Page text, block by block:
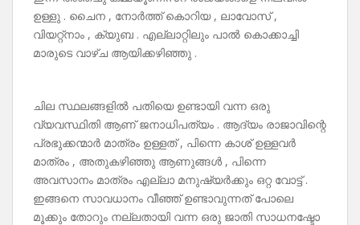
ഉള്ളു . ചൈന , നോർത്ത് കൊറിയ , ലാവോസ് ,
വിയറ്റ്നാം , ക്യുബ . എല്ലാറ്റിലും പാൽ കൊക്കാച്ചി
മാരുടെ വാഴ്ച ആയിക്കഴിഞ്ഞു .
ചില സ്ഥലങ്ങളിൽ പതിയെ ഉണ്ടായി വന്ന ഒരു
വ്യവസ്ഥിതി ആണ് ജനാധിപത്യം . ആദ്യം രാജാവിന്റെ
പ്രഭുക്കന്മാർ മാത്രം ഉള്ളത് , പിന്നെ കാശ് ഉള്ളവർ
മാത്രം , അതുകഴിഞ്ഞു ആണുങ്ങൾ , പിന്നെ
അവസാനം മാത്രം എല്ലാ മനുഷ്യർക്കും ഒറ്റ വോട്ട് .
ഇങ്ങനെ സാവധാനം വീഞ്ഞ് ഉണ്ടാവുന്നത് പോലെ
മൂക്കും തോറും നല്ലതായി വന്ന ഒരു ജാതി സാധനഷ്ടോ